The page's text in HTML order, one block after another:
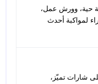
حية، وورش عمل،
لمواكبة أحدث
شارات تميّز،